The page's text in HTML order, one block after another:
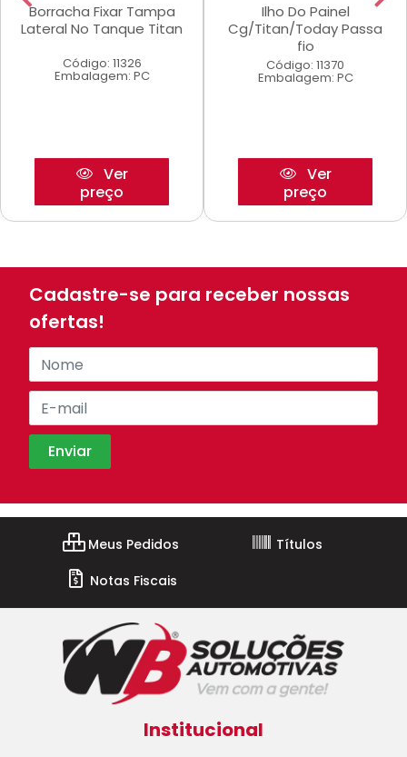
Borracha Fixar Tampa
Lateral No Tanque Titan
Código: 11326
Embalagem: PC
Ver
preço
Ilho Do Painel
Cg/Titan/Today Passa
fio
Código: 11370
Embalagem: PC
Ver
preço
Cadastre-se para receber nossas
ofertas!
Meus Pedidos
Títulos
Notas Fiscais
Institucional